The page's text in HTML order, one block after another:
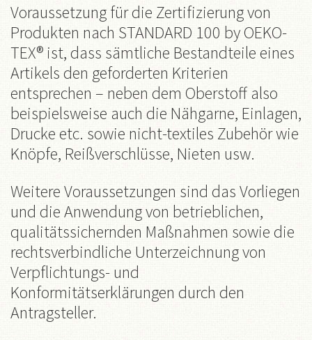
Voraussetzung für die Zertifizierung von
Produkten nach STANDARD 100 by OEKO-
TEX® ist, dass sämtliche Bestandteile eines
Artikels den geforderten Kriterien
entsprechen – neben dem Oberstoff also
beispielsweise auch die Nähgarne, Einlagen,
Drucke etc. sowie nicht-textiles Zubehör wie
Knöpfe, Reißverschlüsse, Nieten usw.
Weitere Voraussetzungen sind das Vorliegen
und die Anwendung von betrieblichen,
qualitätssichernden Maßnahmen sowie die
rechtsverbindliche Unterzeichnung von
Verpflichtungs- und
Konformitätserklärungen durch den
Antragsteller.